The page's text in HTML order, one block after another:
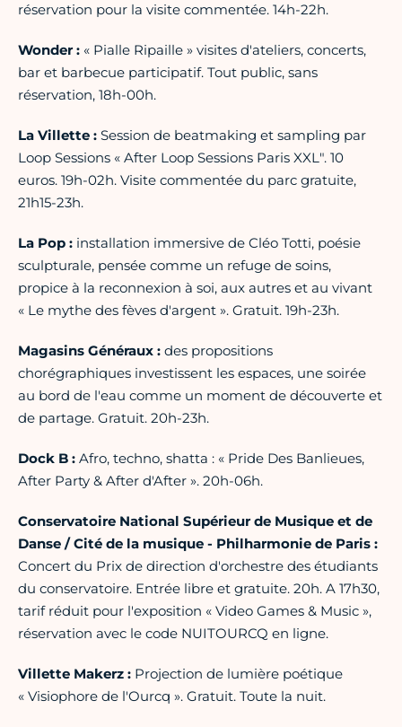
réservation pour la visite commentée. 14h-22h.
Wonder : « Pialle Ripaille » visites d'ateliers, concerts,
bar et barbecue participatif. Tout public, sans
réservation, 18h-00h.
La Villette : Session de beatmaking et sampling par
Loop Sessions « After Loop Sessions Paris XXL". 10
euros. 19h-02h. Visite commentée du parc gratuite,
21h15-23h.
La Pop : installation immersive de Cléo Totti, poésie
sculpturale, pensée comme un refuge de soins,
propice à la reconnexion à soi, aux autres et au vivant
« Le mythe des fèves d'argent ». Gratuit. 19h-23h.
Magasins Généraux : des propositions
chorégraphiques investissent les espaces, une soirée
au bord de l'eau comme un moment de découverte et
de partage. Gratuit. 20h-23h.
Dock B : Afro, techno, shatta : « Pride Des Banlieues,
After Party & After d'After ». 20h-06h.
Conservatoire National Supérieur de Musique et de
Danse / Cité de la musique - Philharmonie de Paris :
Concert du Prix de direction d'orchestre des étudiants
du conservatoire. Entrée libre et gratuite. 20h. A 17h30,
tarif réduit pour l'exposition « Video Games & Music »,
réservation avec le code NUITOURCQ en ligne.
Villette Makerz : Projection de lumière poétique
« Visiophore de l'Ourcq ». Gratuit. Toute la nuit.